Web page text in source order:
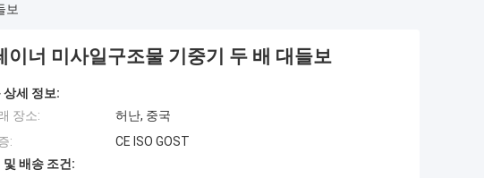
보
너 미사일구조물 기중기 두 배 대들보
상세 정보:
장소:
허난, 중국
:
CE ISO GOST
및 배송 조건: